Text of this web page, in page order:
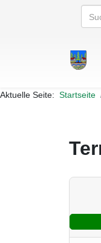
Aktuelle Seite: Startseite